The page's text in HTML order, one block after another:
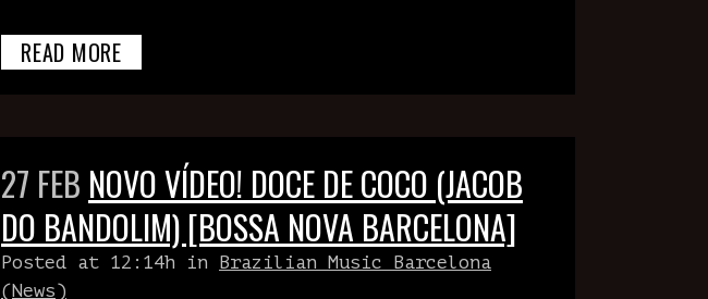
READ MORE
27 FEB NOVO VÍDEO! DOCE DE COCO (JACOB
DO BANDOLIM) [BOSSA NOVA BARCELONA]
Posted at 12:14h in
Brazilian Music Barcelona
(News)